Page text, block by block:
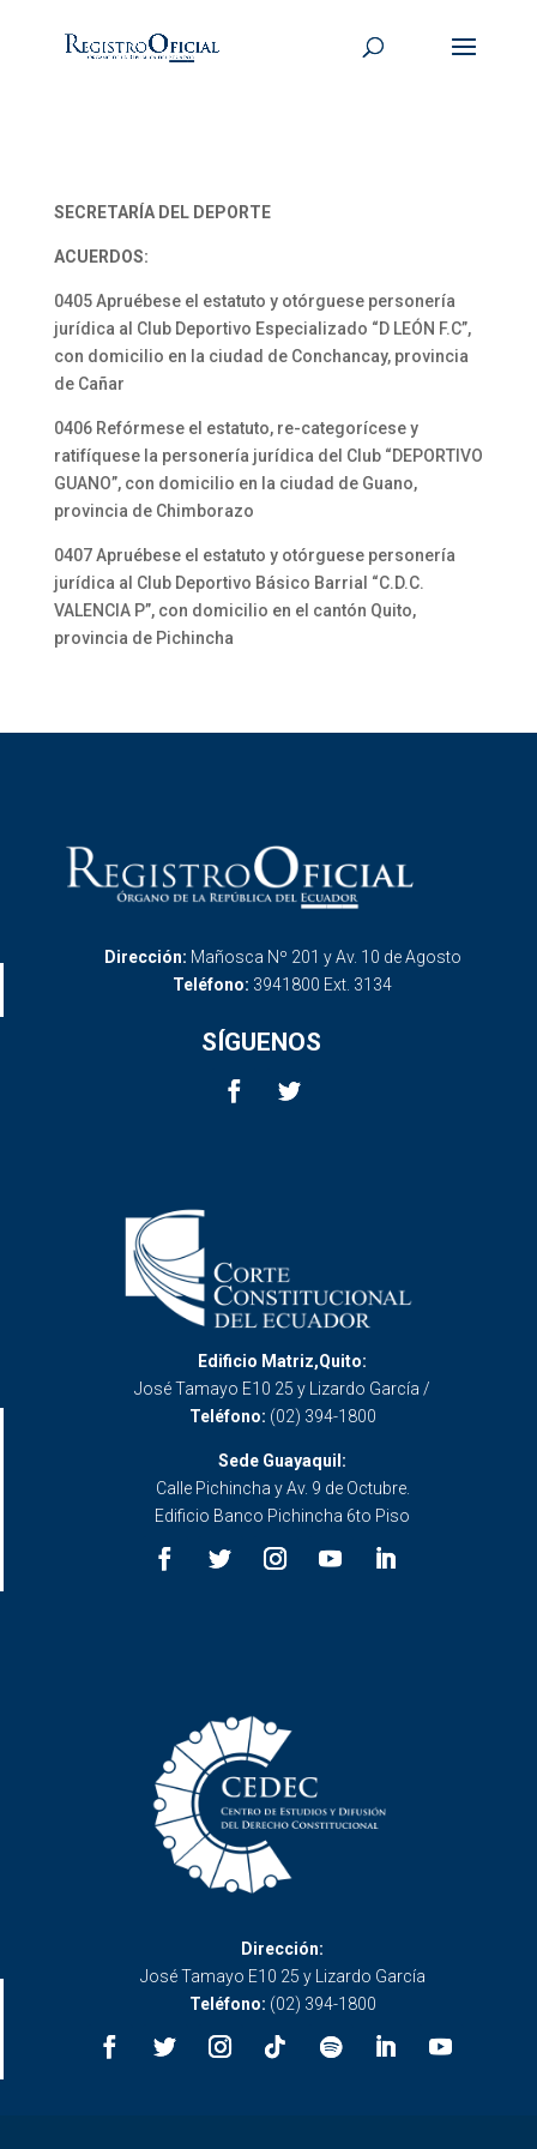
SECRETARÍA DEL DEPORTE
ACUERDOS:
0405 Apruébese el estatuto y otórguese personería
jurídica al Club Deportivo Especializado “D LEÓN F.C”,
con domicilio en la ciudad de Conchancay, provincia
de Cañar
0406 Refórmese el estatuto, re-categorícese y
ratifíquese la personería jurídica del Club “DEPORTIVO
GUANO”, con domicilio en la ciudad de Guano,
provincia de Chimborazo
0407 Apruébese el estatuto y otórguese personería
jurídica al Club Deportivo Básico Barrial “C.D.C.
VALENCIA P”, con domicilio en el cantón Quito,
provincia de Pichincha
Dirección: Mañosca Nº 201 y Av. 10 de Agosto
Teléfono: 3941800 Ext. 3134
SÍGUENOS
Edificio Matriz,Quito:
José Tamayo E10 25 y Lizardo García /
Teléfono: (02) 394-1800
Sede Guayaquil:
Calle Pichincha y Av. 9 de Octubre.
Edificio Banco Pichincha 6to Piso
Dirección:
José Tamayo E10 25 y Lizardo García
Teléfono: (02) 394-1800